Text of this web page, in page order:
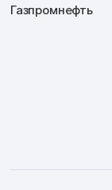
Газпромнефть